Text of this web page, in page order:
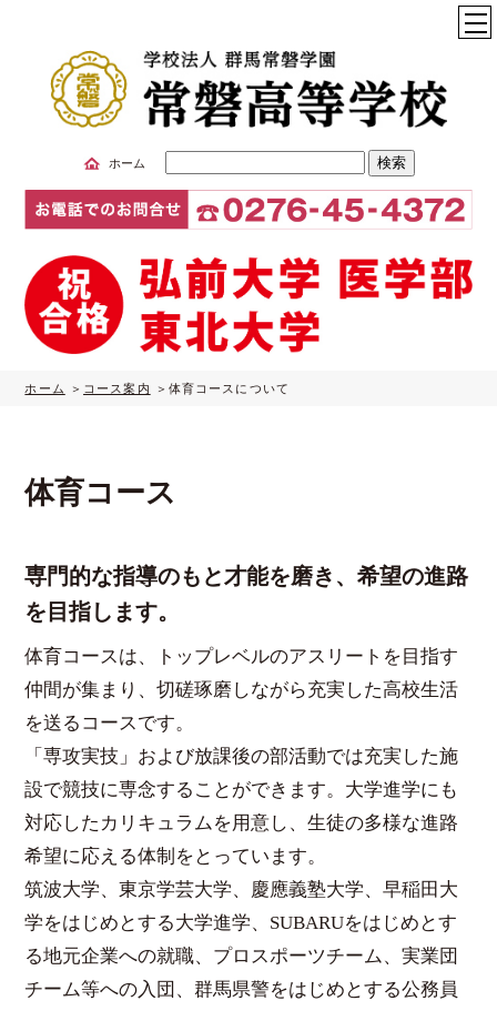
ホーム
ト
内
検
索
ホーム コース案内 体育コースについて
体育コース
専門的な指導のもと才能を磨き、希望の進路
を目指します。
体育コースは、トップレベルのアスリートを目指す
仲間が集まり、切磋琢磨しながら充実した高校生活
を送るコースです。
「専攻実技」および放課後の部活動では充実した施
設で競技に専念することができます。大学進学にも
対応したカリキュラムを用意し、生徒の多様な進路
希望に応える体制をとっています。
筑波大学、東京学芸大学、慶應義塾大学、早稲田大
学をはじめとする大学進学、SUBARUをはじめとす
る地元企業への就職、プロスポーツチーム、実業団
チーム等への入団、群馬県警をはじめとする公務員